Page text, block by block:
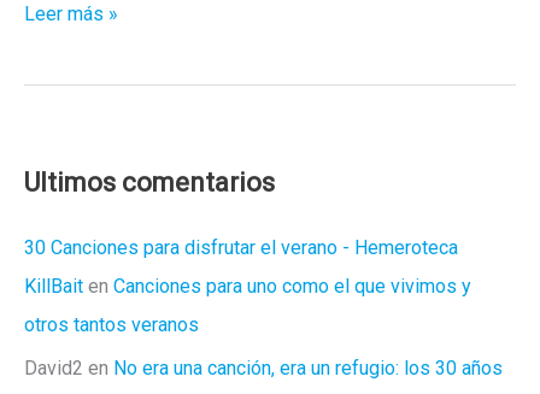
¡Exclusiva!
Leer más »
Ultimos comentarios
30 Canciones para disfrutar el verano - Hemeroteca
KillBait en Canciones para uno como el que vivimos y
otros tantos veranos
David2 en No era una canción, era un refugio: los 30 años